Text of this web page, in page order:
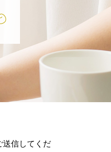
送信してくだ